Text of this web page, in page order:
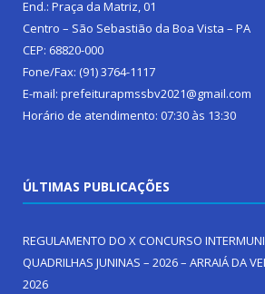
End.: Praça da Matriz, 01
Centro – São Sebastião da Boa Vista – PA
CEP: 68820-000
Fone/Fax: (91) 3764-1117
E-mail: prefeiturapmssbv2021@gmail.com
Horário de atendimento: 07:30 às 13:30
ÚLTIMAS PUBLICAÇÕES
REGULAMENTO DO X CONCURSO
QUADRILHAS JUNINAS – 2026 – ARRAIÁ DA
2026